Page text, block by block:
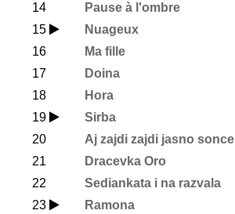
14 Pause à l'ombre
15
Nuageux
16
Ma fille
17
Doina
18
Hora
19
Sirba
20
Aj zajdi zajdi jasno sonce
21
Dracevka Oro
22
Sediankata i na razvala
23
Ramona